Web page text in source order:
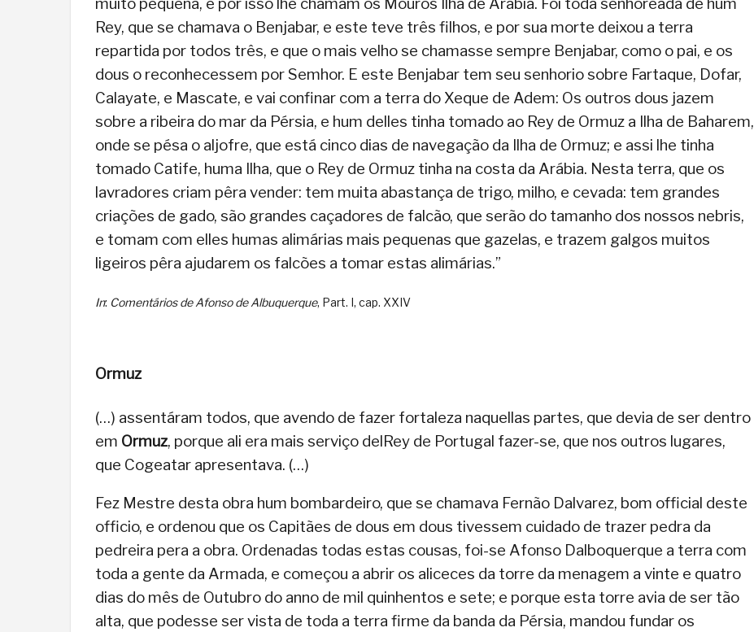
muito pequena, e por isso lhe chamam os Mouros Ilha de Arábia. Foi toda senhoreada de hum
Rey, que se chamava o Benjabar, e este teve três filhos, e por sua morte deixou a terra
repartida por todos três, e que o mais velho se chamasse sempre Benjabar, como o pai, e os
dous o reconhecessem por Semhor. E este Benjabar tem seu senhorio sobre Fartaque, Dofar,
Calayate, e Mascate, e vai confinar com a terra do Xeque de Adem: Os outros dous jazem
sobre a ribeira do mar da Pérsia, e hum delles tinha tomado ao Rey de Ormuz a Ilha de Baharem,
onde se pésa o aljofre, que está cinco dias de navegação da Ilha de Ormuz; e assi lhe tinha
tomado Catife, huma Ilha, que o Rey de Ormuz tinha na costa da Arábia. Nesta terra, que os
lavradores criam pêra vender: tem muita abastança de trigo, milho, e cevada: tem grandes
criações de gado, são grandes caçadores de falcão, que serão do tamanho dos nossos nebris,
e tomam com elles humas alimárias mais pequenas que gazelas, e trazem galgos muitos
ligeiros pêra ajudarem os falcões a tomar estas alimárias.”
In: Comentários de Afonso de Albuquerque, Part. I, cap. XXIV
Ormuz
(…) assentáram todos, que avendo de fazer fortaleza naquellas partes, que devia de ser dentro
em Ormuz, porque ali era mais serviço delRey de Portugal fazer-se, que nos outros lugares,
que Cogeatar apresentava. (…)
Fez Mestre desta obra hum bombardeiro, que se chamava Fernão Dalvarez, bom official deste
officio, e ordenou que os Capitães de dous em dous tivessem cuidado de trazer pedra da
pedreira pera a obra. Ordenadas todas estas cousas, foi-se Afonso Dalboquerque a terra com
toda a gente da Armada, e começou a abrir os aliceces da torre da menagem a vinte e quatro
dias do mês de Outubro do anno de mil quinhentos e sete; e porque esta torre avia de ser tão
alta, que podesse ser vista de toda a terra firme da banda da Pérsia, mandou fundar os